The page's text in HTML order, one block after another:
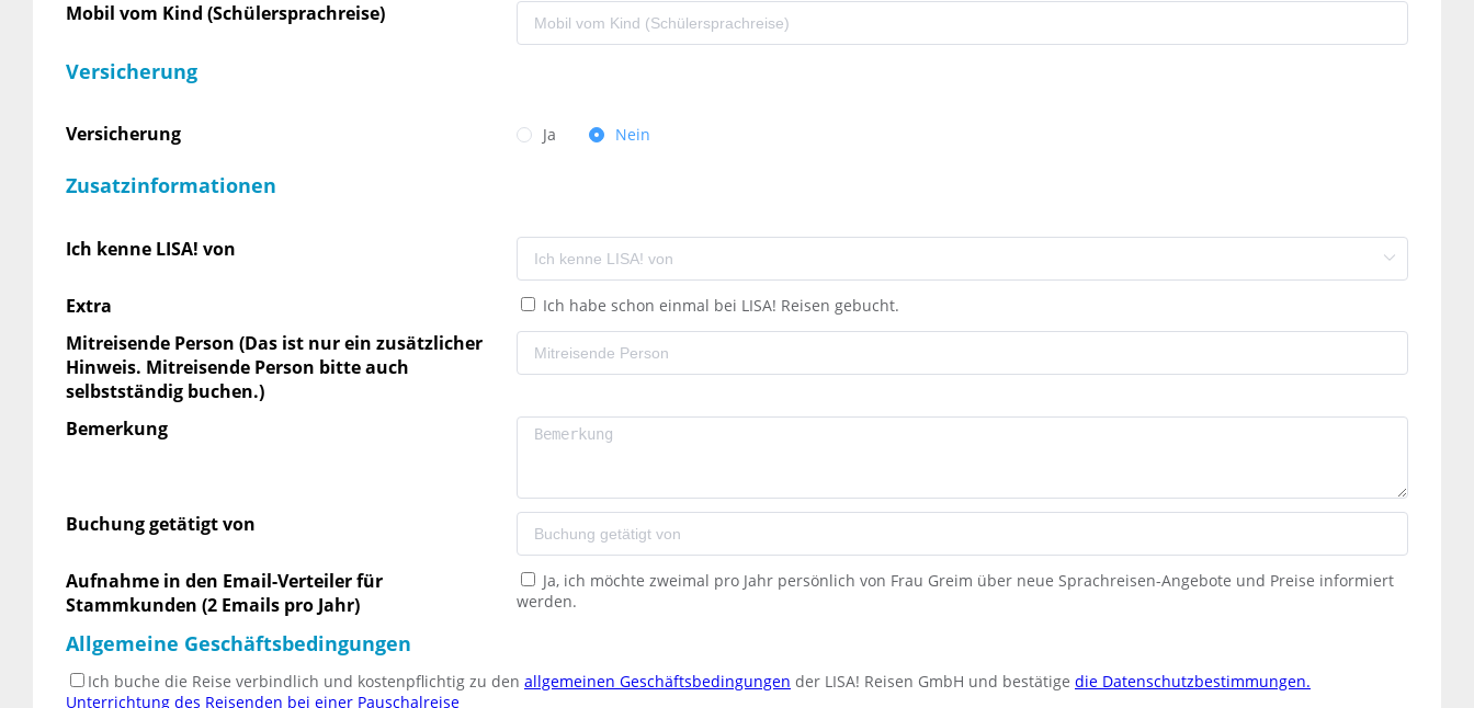
Mobil vom Kind (Schülersprachreise)
Versicherung
Versicherung Ja Nein
Zusatzinformationen
Ich kenne LISA! von
Extra Ich habe schon einmal bei LISA! Reisen gebucht.
Mitreisende Person (Das ist nur ein zusätzlicher
Hinweis. Mitreisende Person bitte auch
selbstständig buchen.)
Bemerkung
Buchung getätigt von
Aufnahme in den Email-Verteiler für
Stammkunden (2 Emails pro Jahr)
Ja, ich möchte zweimal pro Jahr persönlich von Frau Greim über neue Sprachreisen-Angebote und Preise informiert
werden.
Allgemeine Geschäftsbedingungen
Ich buche die Reise verbindlich und kostenpflichtig zu den allgemeinen Geschäftsbedingungen der LISA! Reisen GmbH und bestätige die Datenschutzbestimmungen.
Unterrichtung des Reisenden bei einer Pauschalreise